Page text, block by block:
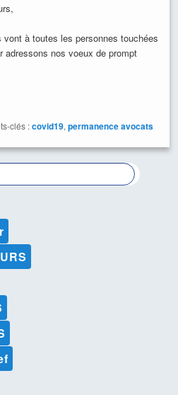
vont à toutes les personnes touchées
adressons nos voeux de prompt
clés :covid19, permanence avocats